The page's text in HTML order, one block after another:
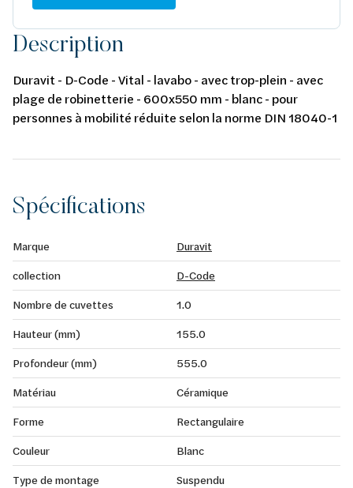
Description
Duravit - D-Code - Vital - lavabo - avec trop-plein - avec
plage de robinetterie - 600x550 mm - blanc - pour
personnes à mobilité réduite selon la norme DIN 18040-1
Spécifications
Marque
Duravit
collection
D-Code
Nombre de cuvettes
1.0
Hauteur (mm)
155.0
Profondeur (mm)
555.0
Matériau
Céramique
Forme
Rectangulaire
Couleur
Blanc
Type de montage
Suspendu